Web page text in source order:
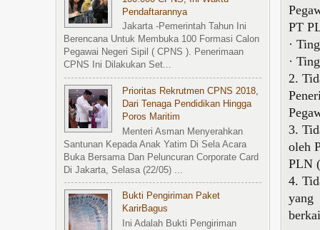
PT
·
·
2.
3.
oleh
PLN
4.
yang
Pendaftarannya
Jakarta -Pemerintah Tahun Ini
Berencana Untuk Membuka 100 Formasi Calon
Pegawai Negeri Sipil ( CPNS ). Penerimaan
CPNS Ini Dilakukan Set...
Prioritas Rekrutmen CPNS 2018,
Dari Tenaga Pendidikan Hingga
Poros Maritim
Menteri Asman Menyerahkan
Santunan Kepada Anak Yatim Di Sela Acara
Buka Bersama Dan Peluncuran Corporate Card
Di Jakarta, Selasa (22/05) ...
Bukti Pengiriman Paket
KarirBagus
Ini Adalah Bukti Pengiriman